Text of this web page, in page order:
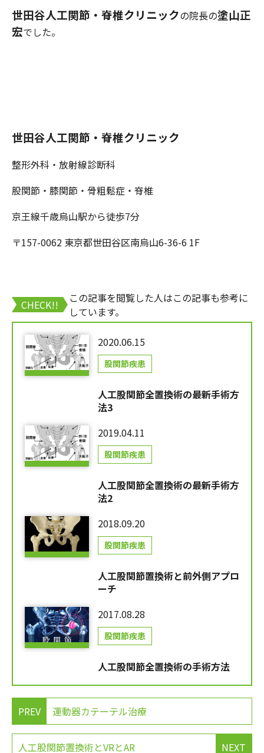
世田谷人工関節・脊椎クリニックの院長の塗山正
宏でした。
世田谷人工関節・脊椎クリニック
整形外科・放射線診断科
股関節・膝関節・骨粗鬆症・脊椎
京王線千歳烏山駅から徒歩7分
〒157-0062 東京都世田谷区南烏山6-36-6 1F
CHECK!!
この記事を閲覧した人はこの記事も参考に
しています。
2020.06.15
股関節疾患
人工股関節全置換術の最新手術方
法3
2019.04.11
股関節疾患
人工股関節全置換術の最新手術方
法2
2018.09.20
股関節疾患
人工股関節置換術と前外側アプロ
ーチ
2017.08.28
股関節疾患
人工股関節全置換術の手術方法
PREV 運動器カテーテル治療
NEXT
人工股関節置換術とVRとAR